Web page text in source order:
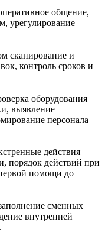
общение,
урегулирование
сканирование и
контроль сроков и
оборудования
выявление
персонала
действия
порядок действий при
помощи до
сменных
внутренней